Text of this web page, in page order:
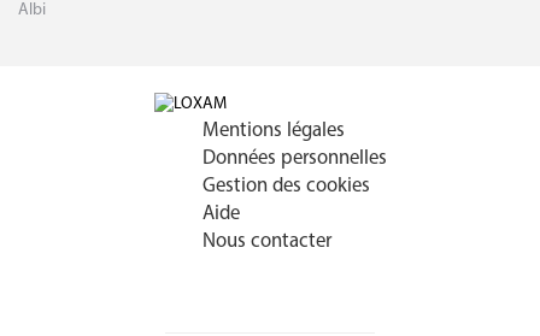
Albi
Mentions légales
Données personnelles
Gestion des cookies
Aide
Nous contacter